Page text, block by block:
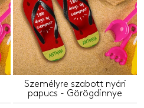
Személyre szabott nyári
papucs - Görögdinnye